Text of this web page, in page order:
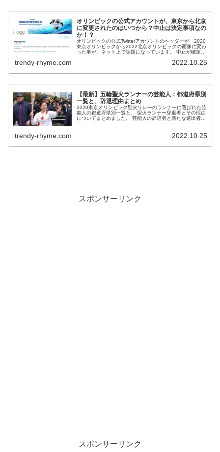
オリンピックの公式アカウントが、東京から北京
に変更されたのはいつから？中止は決定事項なの
か！？
オリンピックの公式Twitterアカウントのヘッダーが、2020
東京オリンピックから2022北京オリンピックの画像に変わ
った事が、ネット上で話題になっています。 中止が確定し
trendy-rhyme.com 2022.10.25
【最新】五輪聖火ランナーの芸能人：都道府県別
一覧と、辞退理由まとめ
2020東京オリンピック聖火リレーのランナーに選ばれた芸
能人の都道府県別一覧と、 聖火ランナー辞退者とその理由
についてまとめました。 芸能人の辞退者と新たな選出者が
trendy-rhyme.com 2022.10.25
スポンサーリンク
スポンサーリンク